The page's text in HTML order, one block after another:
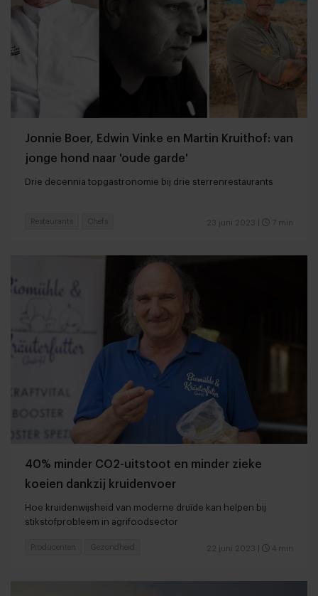
Jonnie Boer, Edwin Vinke en Martin Kruithof: van
jonge hond naar 'oude garde'
Drie decennia topgastronomie bij drie sterrenrestaurants
23 juni 2023 7 min
Restaurants Chefs
40% minder CO2-uitstoot en minder zieke
koeien dankzij kruidenvoer
Hoe kruidenwijsheid van moderne druïde kan helpen bij
stikstofprobleem in agrifoodsector
22 juni 2023 4 min
Producenten Gezondheid